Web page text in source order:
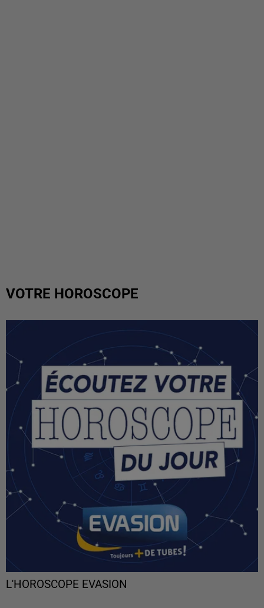
VOTRE HOROSCOPE
L'HOROSCOPE EVASION